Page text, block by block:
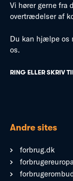
Vi hører gerne fra
overtrædelser af
Du kan hjælpe os
os.
RING ELLER SKRIV
Andre sites
forbrug.dk